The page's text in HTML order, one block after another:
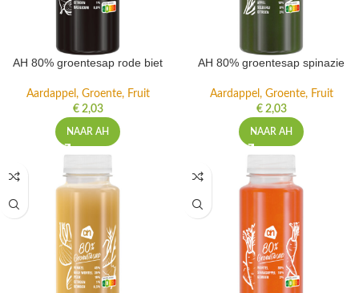
AH 80% groentesap rode biet
Aardappel, Groente, Fruit
€2,03
NAAR AH
AH 80% groentesap spinazie
Aardappel, Groente, Fruit
€2,03
NAAR AH